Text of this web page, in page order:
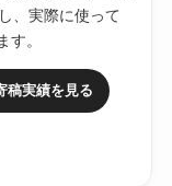
、実際に使って
。
稿実績を見る